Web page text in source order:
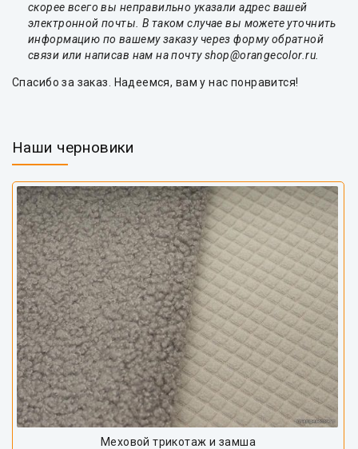
скорее всего вы неправильно указали адрес вашей
электронной почты. В таком случае вы можете уточнить
информацию по вашему заказу через форму обратной
связи или написав нам на почту shop@orangecolor.ru.
Спасибо за заказ. Надеемся, вам у нас понравится!
Наши черновики
Меховой трикотаж и замша